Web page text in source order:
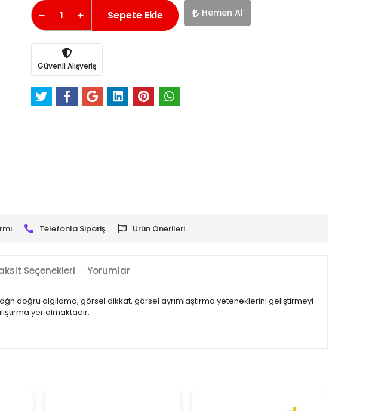
Sepete Ekle Hemen Al
Güvenli Alışveriş
Telefonla Sipariş Ürün Önerileri
Seçenekleri Yorumlar
doğru algılama, görsel dikkat, görsel ayrımlaştırma yeteneklerini geliştirmeyi
yer almaktadır.